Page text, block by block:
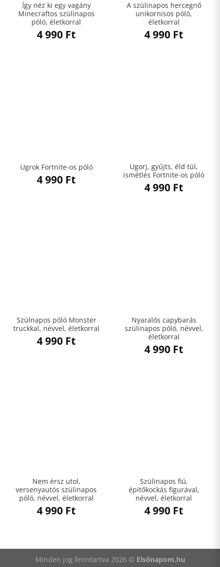
Így néz ki egy vagány
Minecraftos szülinapos
póló, életkorral
4 990 Ft
A szülinapos hercegnő
unikornisos póló,
életkorral
4 990 Ft
Ugrok Fortnite-os póló
4 990 Ft
Ugorj, gyűjts, éld túl,
ismétlés Fortnite-os póló
4 990 Ft
Szülnapos póló Monster
truckkal, névvel, életkorral
4 990 Ft
Nyaralós capybarás
szülinapos póló, névvel,
életkorral
4 990 Ft
Nem érsz utol,
versenyautós szülinapos
póló, névvel, életkorral
4 990 Ft
Szülinapos fiú,
építőkockás figurával,
névvel, életkorral
4 990 Ft
Minden jog fenntartva 2026 © Elsőnapom.hu